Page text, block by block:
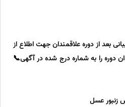
بعد از دوره علاقمندان جهت اطلاع از
دوره را به شماره درج شده در آگهی📞
زنبور عسل